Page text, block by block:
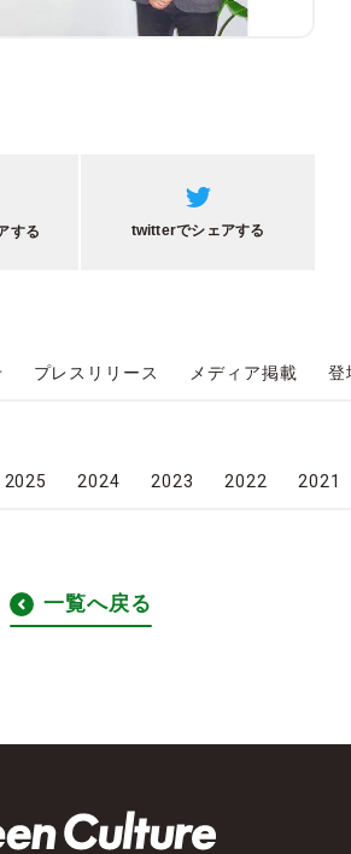
する twitterでシェアする
プレスリリース メディア掲載 登
2025 2024 2023 2022 2021
一覧へ戻る